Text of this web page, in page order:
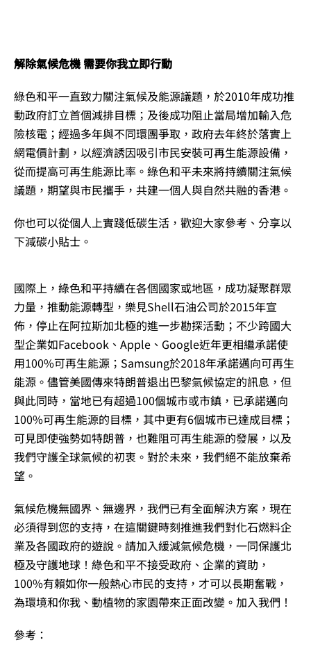
解除氣候危機 需要你我立即行動
綠色和平一直致力關注氣候及能源議題，於2010年成功推
動政府訂立首個減排目標；及後成功阻止當局增加輸入危
險核電；經過多年與不同環團爭取，政府去年終於落實上
網電價計劃，以經濟誘因吸引市民安裝可再生能源設備，
從而提高可再生能源比率。綠色和平未來將持續關注氣候
議題，期望與市民攜手，共建一個人與自然共融的香港。
你也可以從個人上實踐低碳生活，歡迎大家參考、分享以
下減碳小貼士。
國際上，綠色和平持續在各個國家或地區，成功凝聚群眾
力量，推動能源轉型，樂見Shell石油公司於2015年宣
佈，停止在阿拉斯加北極的進一步勘探活動；不少跨國大
型企業如Facebook、Apple、Google近年更相繼承諾使
用100%可再生能源；Samsung於2018年承諾邁向可再生
能源。儘管美國傳來特朗普退出巴黎氣候協定的訊息，但
與此同時，當地已有超過100個城市或市鎮，已承諾邁向
100%可再生能源的目標，其中更有6個城市已達成目標；
可見即使強勢如特朗普，也難阻可再生能源的發展，以及
我們守護全球氣候的初衷。對於未來，我們絕不能放棄希
望。
氣候危機無國界、無邊界，我們已有全面解決方案，現在
必須得到您的支持，在這關鍵時刻推進我們對化石燃料企
業及各國政府的遊說。請加入緩減氣候危機，一同保護北
極及守護地球！綠色和平不接受政府、企業的資助，
100%有賴如你一般熱心市民的支持，才可以長期奮戰，
為環境和你我、動植物的家園帶來正面改變。加入我們！
參考：